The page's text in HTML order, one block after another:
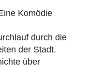
Komödie
durch die
der Stadt.
über